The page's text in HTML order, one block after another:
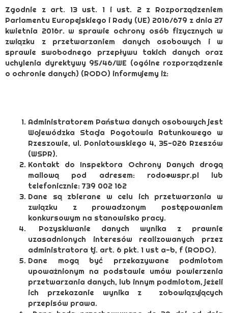
Zgodnie z art. 13 ust. 1 i ust. 2 z Rozporządzeniem
Parlamentu Europejskiego i Rady (UE) 2016/679 z dnia 27
kwietnia 2016r. w sprawie ochrony osób fizycznych w
związku z przetwarzaniem danych osobowych i w
sprawie swobodnego przepływu takich danych oraz
uchylenia dyrektywy 95/46/WE (ogólne rozporządzenie
o ochronie danych) (RODO) informujemy iż:
Administratorem Państwa danych osobowych jest
Wojewódzka Stacja Pogotowia Ratunkowego w
Rzeszowie, ul. Poniatowskiego 4, 35-026 Rzeszów
(WSPR).
Kontakt do Inspektora Ochrony Danych drogą
mailową pod adresem: rodo@wspr.pl lub
telefonicznie: 739 002 162
Dane są zbierane w celu ich przetwarzania w
związku z prowadzonym postępowaniem
konkursowym na stanowisko pracy.
Pozyskiwanie danych wynika z prawnie
uzasadnionych interesów realizowanych przez
administratora tj. art. 6 pkt. 1 ust a-b, f (RODO).
Dane mogą być przekazywane podmiotom
upoważnionym na podstawie umów powierzenia
przetwarzania danych, lub innym podmiotom, jeżeli
ich przekazanie wynika z zobowiązujących
przepisów prawa.